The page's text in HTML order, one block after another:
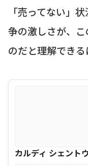
「売ってない」
争の激しさが、
のだと理解できる
カルディ シェント